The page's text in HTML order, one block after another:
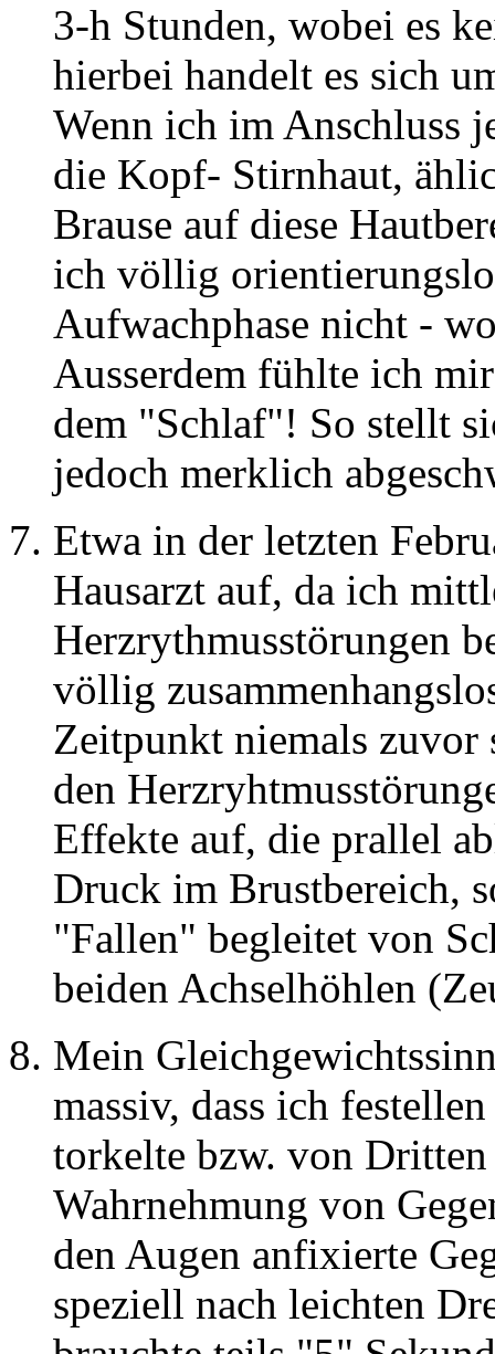
3-h Stunden, wobei es
hierbei handelt es sich
Wenn ich im Anschluss
die Kopf- Stirnhaut,
Brause auf diese
ich völlig
Aufwachphase nicht -
Ausserdem fühlte ich
dem "Schlaf"! So stellt
jedoch merklich
Etwa in der letzten
Hausarzt auf, da ich
Herzrythmusstörungen
völlig
Zeitpunkt niemals zuvor
den
Effekte auf, die prallel
Druck im Brustbereich,
"Fallen" begleitet von
beiden Achselhöhlen
Mein
massiv, dass ich
torkelte bzw. von
Wahrnehmung von
den Augen anfixierte
speziell nach leichten